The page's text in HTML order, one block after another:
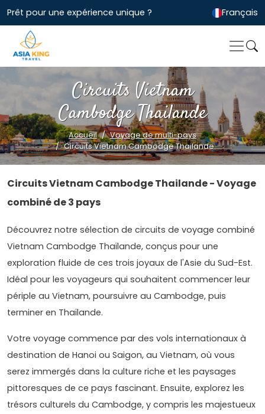
Prêt pour une expérience unique ? Français
Circuits Vietnam
Cambodge Thailande
Accueil
Voyage de multi-pays
Circuits Vietnam Cambodge Thailande
Circuits Vietnam Cambodge Thailande - Voyage
combiné de 3 pays
Découvrez notre sélection de circuits de voyage combiné
Vietnam Cambodge Thaïlande, conçus pour une
exploration fluide de ces trois joyaux de l'Asie du Sud-Est.
Idéal pour les voyageurs qui souhaitent commencer leur
périple au Vietnam, poursuivre au Cambodge, puis
terminer en Thaïlande.
Votre voyage commence par des vols internationaux à
destination de Hanoi ou Saigon, au Vietnam, où vous
serez immergés dans la culture riche et les paysages
pittoresques de ce pays fascinant. Ensuite, explorez les
trésors culturels du Cambodge, y compris les majestueux